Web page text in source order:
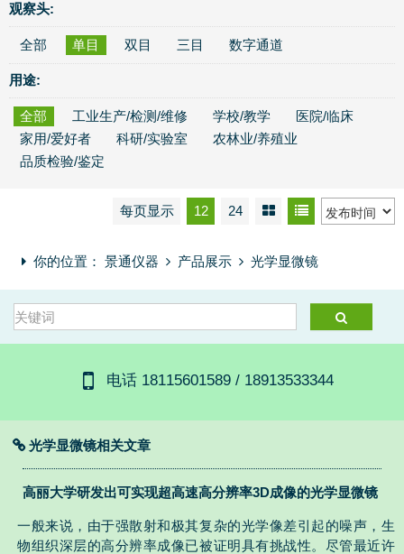
观察头:
全部 单目 双目 三目 数字通道
用途:
全部 工业生产/检测/维修 学校/教学
医院/临床
家用/爱好者
科研/实验室
农林业/养殖业
品质检验/鉴定
每页显示 12 24
你的位置： 景通仪器 产品展示 光学显微镜
电话 18115601589 / 18913533344
光学显微镜相关文章
高丽大学研发出可实现超高速高分辨率3D成像的光学显微镜
一般来说，由于强散射和极其复杂的光学像差引起的噪声，生
物组织深层的高分辨率成像已被证明具有挑战性。尽管最近许